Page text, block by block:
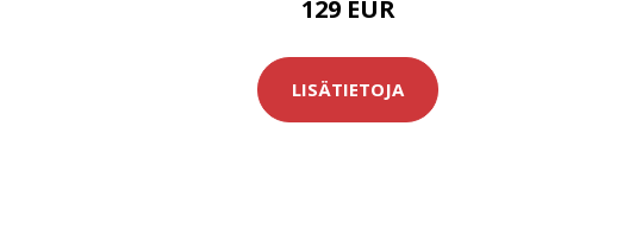
129 EUR
LISÄTIETOJA